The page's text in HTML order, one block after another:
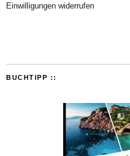
Einwilligungen widerrufen
BUCHTIPP ::